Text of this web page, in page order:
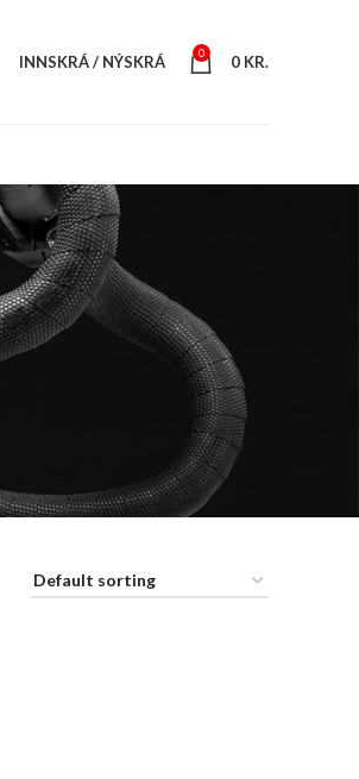
INNSKRÁ / NÝSKRÁ 0 0 KR.